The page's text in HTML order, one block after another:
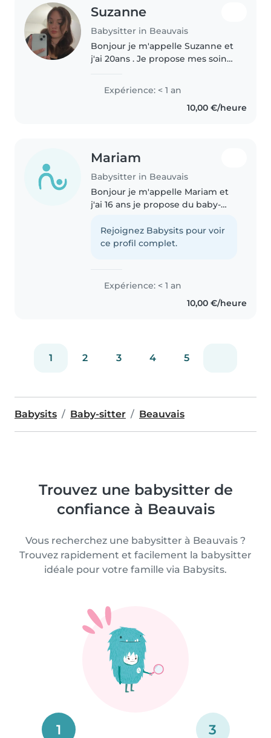
Suzanne
Babysitter in Beauvais
Bonjour je m'appelle Suzanne et
j'ai 20ans . Je propose mes soins
gardé 2 enfants de janvier a fin
juin et j'ai également de
l'experience personnelle...
Expérience: < 1 an
10,00 €/heure
Mariam
Babysitter in Beauvais
Bonjour je m'appelle Mariam et
j'ai 16 ans je propose du baby-
sérieuse responsable et j'aime
beaucoup les enfants je peut
Rejoignez Babysits pour voir
ce profil complet.
Expérience: < 1 an
10,00 €/heure
1 2 3 4 5
Babysits Baby-sitter Beauvais
Trouvez une babysitter de
confiance à Beauvais
Vous recherchez une babysitter à Beauvais ?
Trouvez rapidement et facilement la babysitter
idéale pour votre famille via Babysits.
1 3